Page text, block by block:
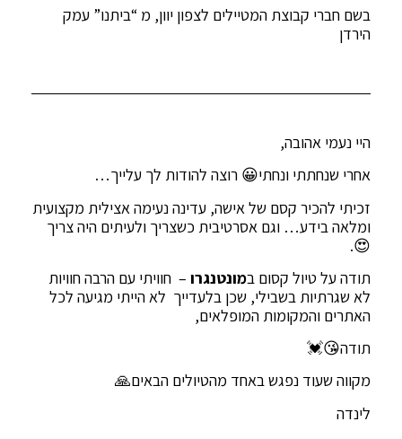
בשם חברי קבוצת המטיילים לצפון יוון, מ “ביתנו” עמק
הירדן
היי נעמי אהובה,
אחרי שנחתתי ונחתי😀 רוצה להודות לך עלייך…
זכיתי להכיר קסם של אישה, עדינה נעימה אצילית מקצועית
ומלאה בידע… וגם אסרטיבית כשצריך ולעיתים היה צריך
😍.
תודה על טיול קסום במונטנגרו – חוויתי עם הרבה חוויות
לא שגרתיות בשבילי, שכן בלעדייך לא הייתי מגיעה לכל
האתרים והמקומות המופלאים,
תודה😘💓
מקווה שעוד נפגש באחד מהטיולים הבאים🙏
לינדה